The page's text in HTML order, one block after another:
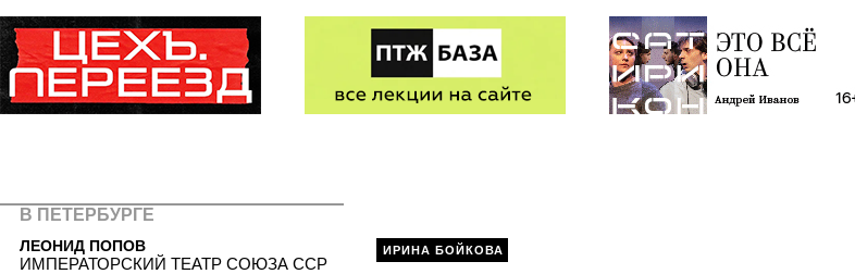
ИРИНА БОЙКОВА
В ПЕТЕРБУРГЕ
ЛЕОНИД ПОПОВ
ИМПЕРАТОРСКИЙ ТЕАТР СОЮЗА ССР